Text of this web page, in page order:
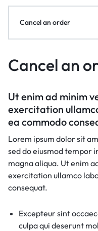
Cancel an
Ut enim ad minim
exercitation
ea commodo
Lorem ipsum dolor sit
sed do eiusmod tempor
magna aliqua. Ut enim
exercitation ullamco
consequat.
Excepteur sint
culpa qui deserunt
Cancel an order